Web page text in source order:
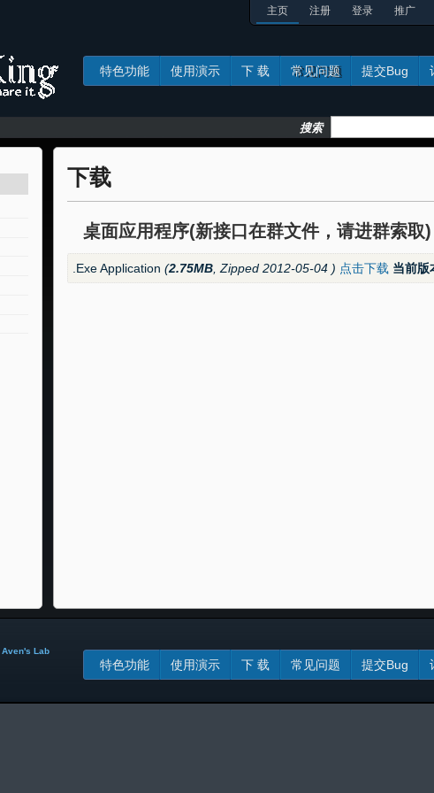
主页 注册 登录 推广
特色功能 使用演示 下 载 常见问题
常见问题 提交Bug
搜索
下载
桌面应用程序(新接口在群文件，请进群索取)
.Exe Application (2.75MB, Zipped 2012-05-04 ) 点击下载 当前版
Aven's Lab
特色功能 使用演示 下 载 常见问题 提交Bug